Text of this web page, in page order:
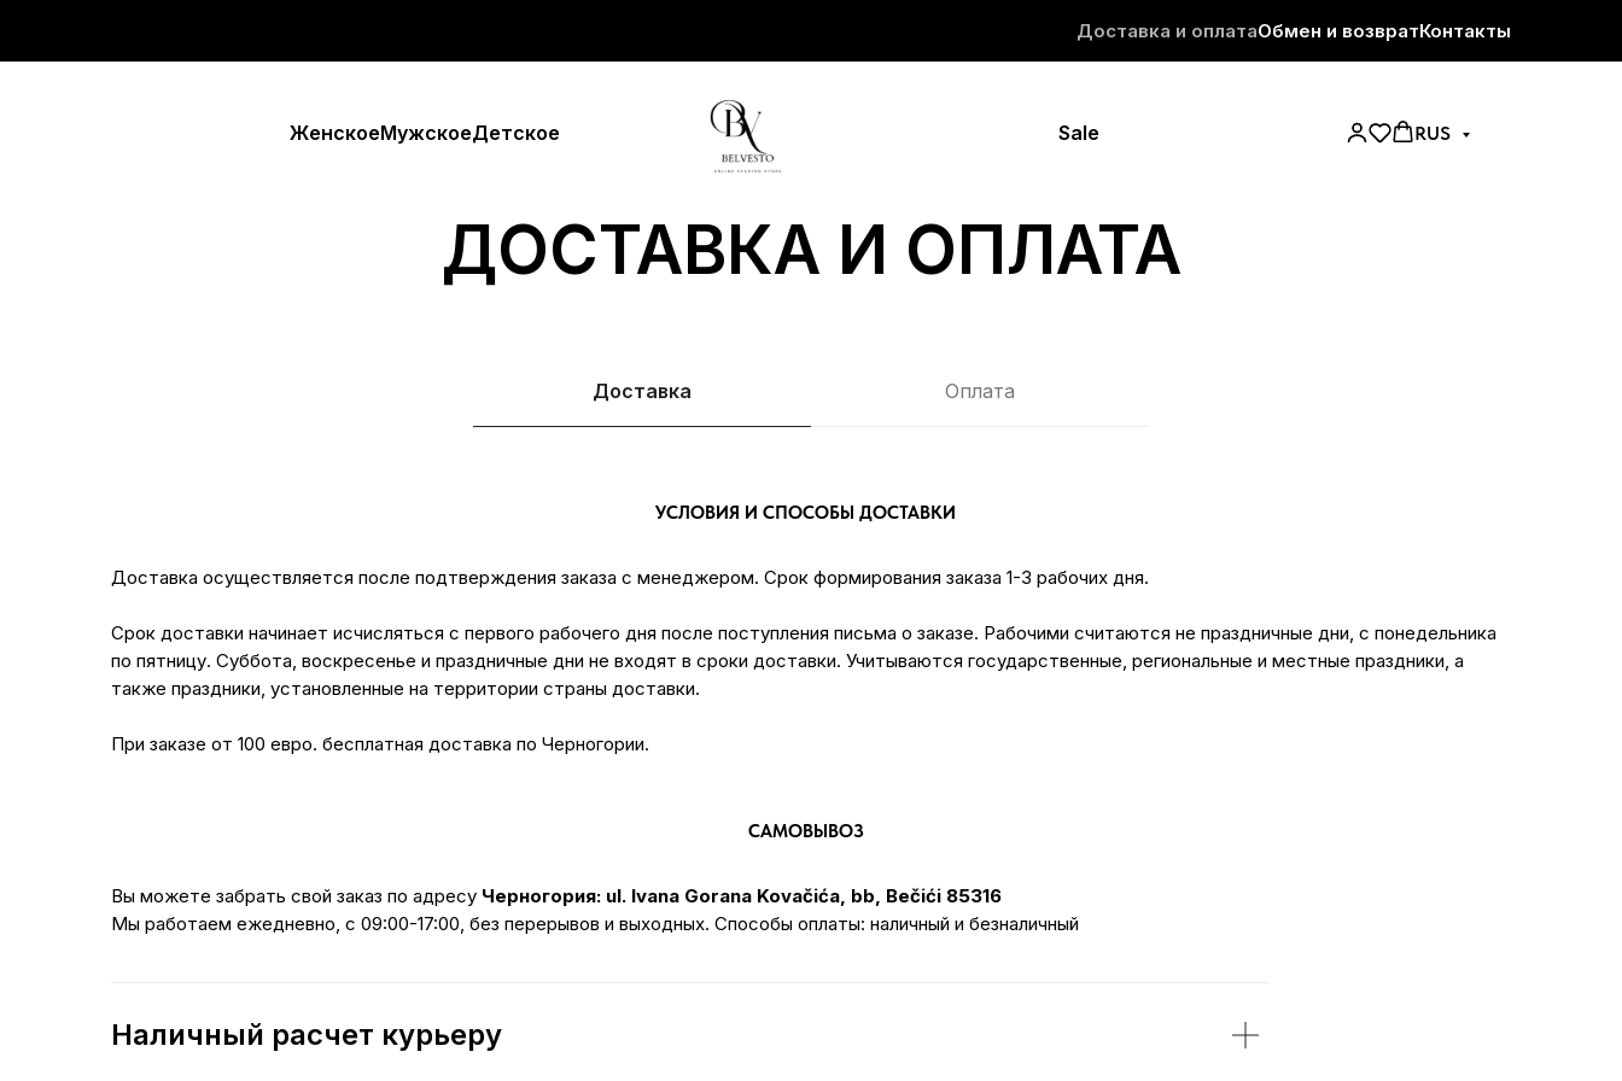
Доставка и оплатаОбмен и возвратКонтакты
ЖенскоеМужскоеДетское Sale RUS
ДОСТАВКА И ОПЛАТА
Доставка Оплата
Доставка осуществляется после подтверждения заказа с менеджером. Срок формирования заказа 1-3 рабочих дня.
Срок доставки начинает исчисляться с первого рабочего дня после поступления письма о заказе. Рабочими считаются не праздничные дни, с понедельника
по пятницу. Суббота, воскресенье и праздничные дни не входят в сроки доставки. Учитываются государственные, региональные и местные праздники, а
также праздники, установленные на территории страны доставки.
При заказе от 100 евро. бесплатная доставка по Черногории.
Вы можете забрать свой заказ по адресу Черногория: ul. Ivana Gorana Kovačića, bb, Bečići 85316
Мы работаем ежедневно, с 09:00-17:00, без перерывов и выходных. Способы оплаты: наличный и безналичный
УСЛОВИЯ И СПОСОБЫ ДОСТАВКИ
САМОВЫВОЗ
Наличный расчет курьеру